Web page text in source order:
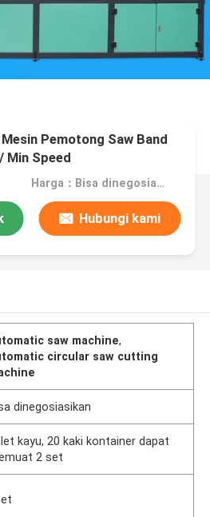
Pemotong Saw Band
Min Speed
Harga：Bisa dinegosiasikan
Hubungi kami
saw machine,
circular saw cutting
dinegosiasikan
kayu, 20 kaki kontainer dapat
2 set